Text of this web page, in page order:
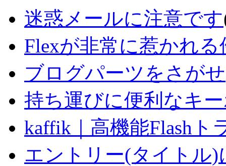
迷惑メールに注意です
Flexが非常に惹かれる
ブログパーツをさがせ
持ち運びに便利なキ
kaffik｜高機能Flashト
エントリー(タイトル